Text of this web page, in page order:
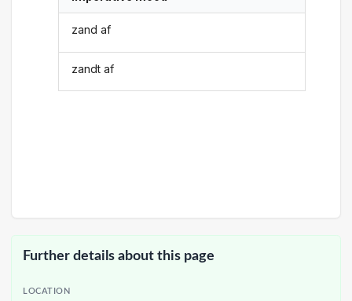
zand af
zandt af
Further details about this page
LOCATION